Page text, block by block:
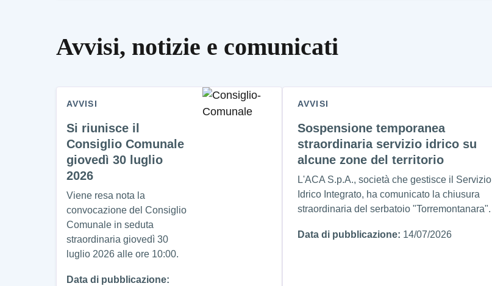
Avvisi, notizie e comunicati
AVVISI
Si riunisce il
Consiglio Comunale
giovedì 30 luglio
2026
Viene resa nota la
convocazione del Consiglio
Comunale in seduta
straordinaria giovedì 30
luglio 2026 alle ore 10:00.
Data di pubblicazione:
AVVISI
Sospensione temporanea
straordinaria servizio idrico su
alcune zone del territorio
L'ACA S.p.A., società che gestisce il Servizio
Idrico Integrato, ha comunicato la chiusura
straordinaria del serbatoio "Torremontanara".
Data di pubblicazione: 14/07/2026